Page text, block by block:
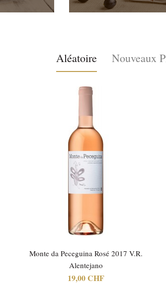
Aléatoire Nouveaux
Monte da Peceguina Rosé 2017 V.R.
Alentejano
19,00 CHF